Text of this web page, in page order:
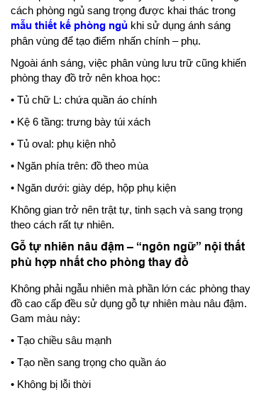
cách phòng ngủ sang trọng được khai thác trong
mẫu thiết kế phòng ngủ khi sử dụng ánh sáng
phân vùng để tạo điểm nhấn chính – phụ.
Ngoài ánh sáng, việc phân vùng lưu trữ cũng khiến
phòng thay đồ trở nên khoa học:
• Tủ chữ L: chứa quần áo chính
• Kệ 6 tầng: trưng bày túi xách
• Tủ oval: phụ kiện nhỏ
• Ngăn phía trên: đồ theo mùa
• Ngăn dưới: giày dép, hộp phụ kiện
Không gian trở nên trật tự, tinh sạch và sang trọng
theo cách rất tự nhiên.
Gỗ tự nhiên nâu đậm – “ngôn ngữ” nội thất
phù hợp nhất cho phòng thay đồ
Không phải ngẫu nhiên mà phần lớn các phòng thay
đồ cao cấp đều sử dụng gỗ tự nhiên màu nâu đậm.
Gam màu này:
• Tạo chiều sâu mạnh
• Tạo nền sang trọng cho quần áo
• Không bị lỗi thời